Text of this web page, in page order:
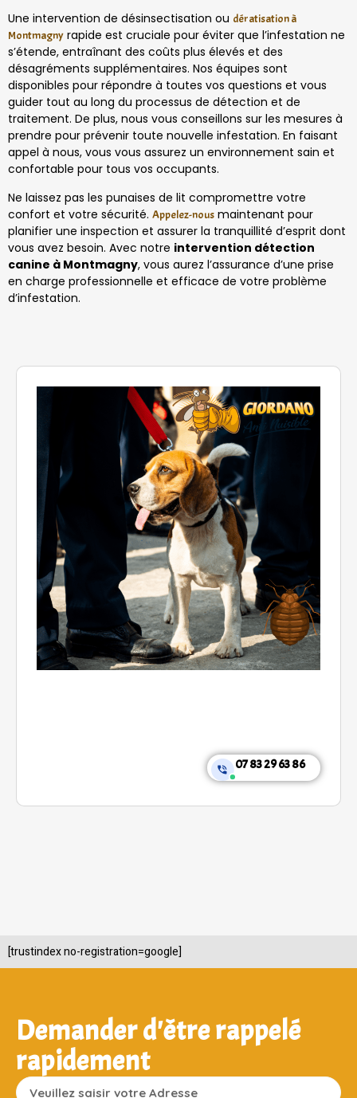
Une intervention de désinsectisation ou dératisation à
Montmagny rapide est cruciale pour éviter que l’infestation ne
s’étende, entraînant des coûts plus élevés et des
désagréments supplémentaires. Nos équipes sont
disponibles pour répondre à toutes vos questions et vous
guider tout au long du processus de détection et de
traitement. De plus, nous vous conseillons sur les mesures à
prendre pour prévenir toute nouvelle infestation. En faisant
appel à nous, vous vous assurez un environnement sain et
confortable pour tous vos occupants.
Ne laissez pas les punaises de lit compromettre votre
confort et votre sécurité. Appelez-nous maintenant pour
planifier une inspection et assurer la tranquillité d’esprit dont
vous avez besoin. Avec notre intervention détection
canine à Montmagny, vous aurez l’assurance d’une prise
en charge professionnelle et efficace de votre problème
d’infestation.
07 83 29 63 86
[trustindex no-registration=google]
Demander d'être rappelé
rapidement